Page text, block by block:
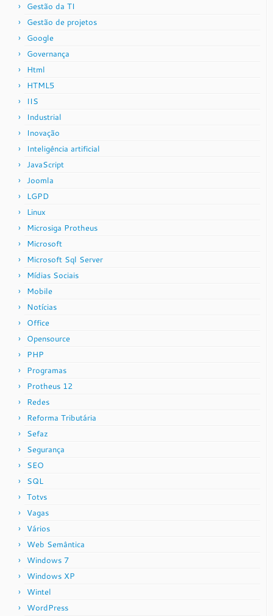
Gestão da TI
Gestão de projetos
Google
Governança
Html
HTML5
IIS
Industrial
Inovação
Inteligência artificial
JavaScript
Joomla
LGPD
Linux
Microsiga Protheus
Microsoft
Microsoft Sql Server
Mídias Sociais
Mobile
Notícias
Office
Opensource
PHP
Programas
Protheus 12
Redes
Reforma Tributária
Sefaz
Segurança
SEO
SQL
Totvs
Vagas
Vários
Web Semântica
Windows 7
Windows XP
Wintel
WordPress